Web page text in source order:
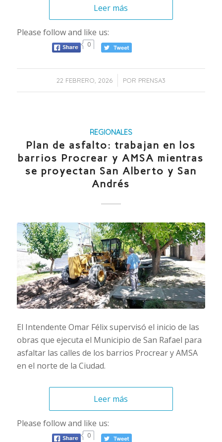
Leer más
Please follow and like us:
0
22 FEBRERO, 2026
/ POR PRENSA3
REGIONALES
Plan de asfalto: trabajan en los
barrios Procrear y AMSA mientras
se proyectan San Alberto y San
Andrés
El Intendente Omar Félix supervisó el inicio de las
obras que ejecuta el Municipio de San Rafael para
asfaltar las calles de los barrios Procrear y AMSA
en el norte de la Ciudad.
Leer más
Please follow and like us:
0